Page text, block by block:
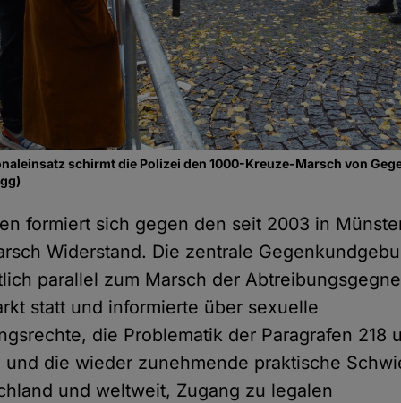
schirmt die Polizei den 1000-Kreuze-Marsch von
formiert sich gegen den seit 2003 in
Widerstand. Die zentrale
parallel zum Marsch der
statt und informierte über sexuelle
die Problematik der Paragrafen 218
und die wieder zunehmende praktische
und weltweit, Zugang zu legalen